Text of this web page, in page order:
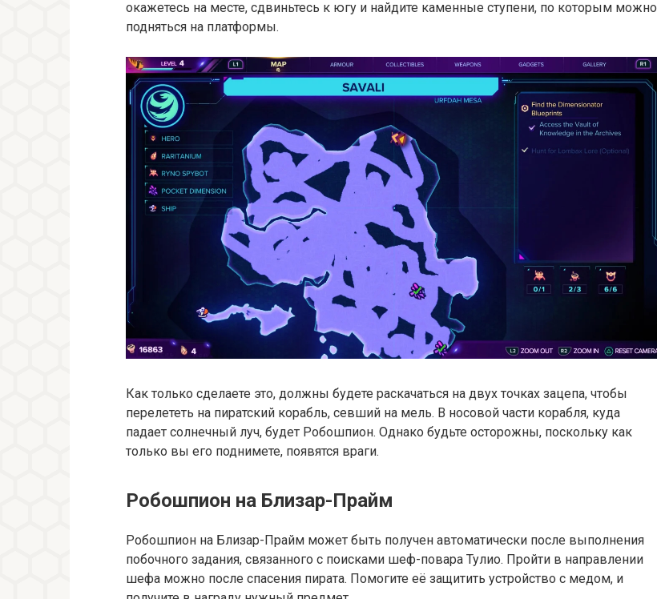
окажетесь на месте, сдвиньтесь к югу и найдите каменные ступени, по которым можно
подняться на платформы.
Как только сделаете это, должны будете раскачаться на двух точках зацепа, чтобы
перелететь на пиратский корабль, севший на мель. В носовой части корабля, куда
падает солнечный луч, будет Робошпион. Однако будьте осторожны, поскольку как
только вы его поднимете, появятся враги.
Робошпион на Близар-Прайм
Робошпион на Близар-Прайм может быть получен автоматически после выполнения
побочного задания, связанного с поисками шеф-повара Тулио. Пройти в направлении
шефа можно после спасения пирата. Помогите её защитить устройство с медом, и